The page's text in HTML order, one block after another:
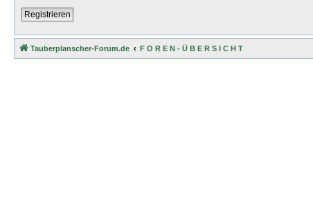
Registrieren
Tauberplanscher-Forum.de F O R E N - Ü B E R S I C H T